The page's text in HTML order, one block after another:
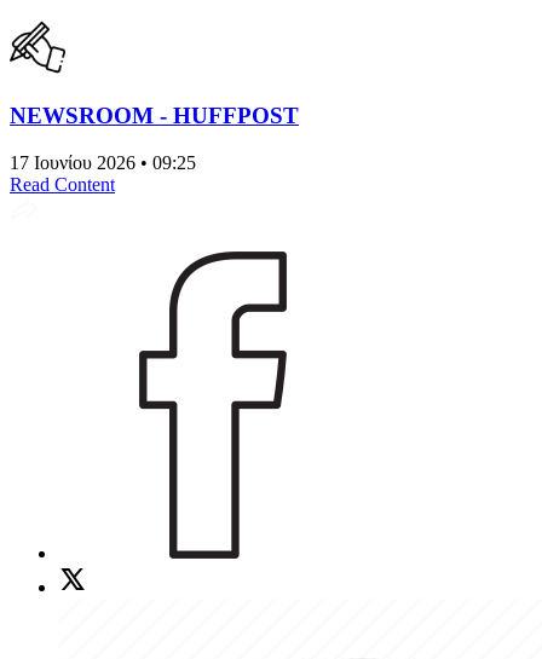
NEWSROOM - HUFFPOST
17 Ιουνίου 2026 • 09:25
Read Content